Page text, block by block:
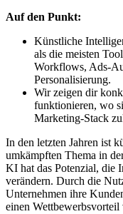
Auf den Punkt:
Künstliche
als die meisten
Workflows, Ads-
Personalisierung.
Wir zeigen dir
funktionieren, wo
Marketing-Stack
In den letzten Jahren ist
umkämpften Thema in
KI hat das Potenzial, die
verändern. Durch die
Unternehmen ihre
einen Wettbewerbsvorteil